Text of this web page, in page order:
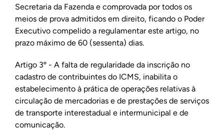
Secretaria da Fazenda e comprovada por todos os
meios de prova admitidos em direito, ficando o Poder
Executivo compelido a regulamentar este artigo, no
prazo máximo de 60 (sessenta) dias.
Artigo 3º - A falta de regularidade da inscrição no
cadastro de contribuintes do ICMS, inabilita o
estabelecimento à prática de operações relativas à
circulação de mercadorias e de prestações de serviços
de transporte interestadual e intermunicipal e de
comunicação.